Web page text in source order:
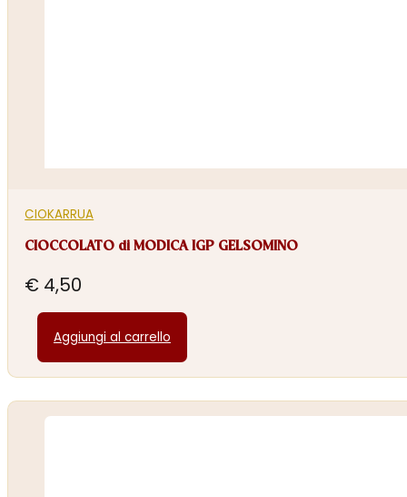
CIOKARRUA
CIOCCOLATO di MODICA IGP GELSOMINO
€ 4,50
Aggiungi al carrello